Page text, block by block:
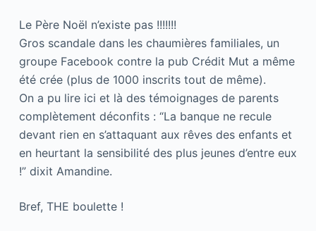
Le Père Noël n’existe pas !!!!!!!
Gros scandale dans les chaumières familiales, un
groupe Facebook contre la pub Crédit Mut a même
été crée (plus de 1000 inscrits tout de même).
On a pu lire ici et là des témoignages de parents
complètement déconfits : “La banque ne recule
devant rien en s’attaquant aux rêves des enfants et
en heurtant la sensibilité des plus jeunes d’entre eux
!” dixit Amandine.
Bref, THE boulette !